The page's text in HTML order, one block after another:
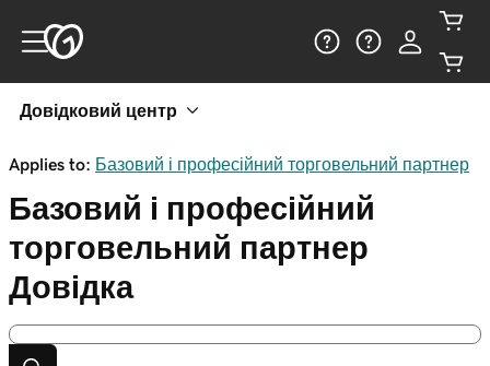
Довідковий центр
Applies to: Базовий і професійний торговельний партнер
Базовий і професійний
торговельний партнер
Довідка